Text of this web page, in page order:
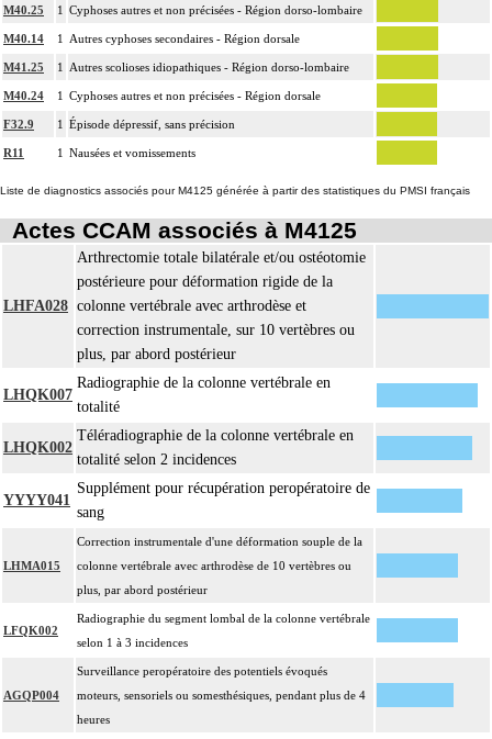
M40.25 1 Cyphoses autres et non précisées - Région dorso-lombaire
M40.14 1 Autres cyphoses secondaires - Région dorsale
M41.25 1 Autres scolioses idiopathiques - Région dorso-lombaire
M40.24 1 Cyphoses autres et non précisées - Région dorsale
F32.9 1 Épisode dépressif, sans précision
R11 1 Nausées et vomissements
Liste de diagnostics associés pour M4125 générée à partir des statistiques du PMSI français
Actes CCAM associés à M4125
LHFA028
Arthrectomie totale bilatérale et/ou ostéotomie
postérieure pour déformation rigide de la
colonne vertébrale avec arthrodèse et
correction instrumentale, sur 10 vertèbres ou
plus, par abord postérieur
LHQK007
Radiographie de la colonne vertébrale en
totalité
LHQK002
Téléradiographie de la colonne vertébrale en
totalité selon 2 incidences
YYYY041
Supplément pour récupération peropératoire de
sang
LHMA015
Correction instrumentale d'une déformation souple de la
colonne vertébrale avec arthrodèse de 10 vertèbres ou
plus, par abord postérieur
LFQK002
Radiographie du segment lombal de la colonne vertébrale
selon 1 à 3 incidences
AGQP004
Surveillance peropératoire des potentiels évoqués
moteurs, sensoriels ou somesthésiques, pendant plus de 4
heures